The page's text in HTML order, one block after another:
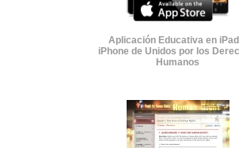
Aplicación Educativa en
iPhone de Unidos por los
Humanos